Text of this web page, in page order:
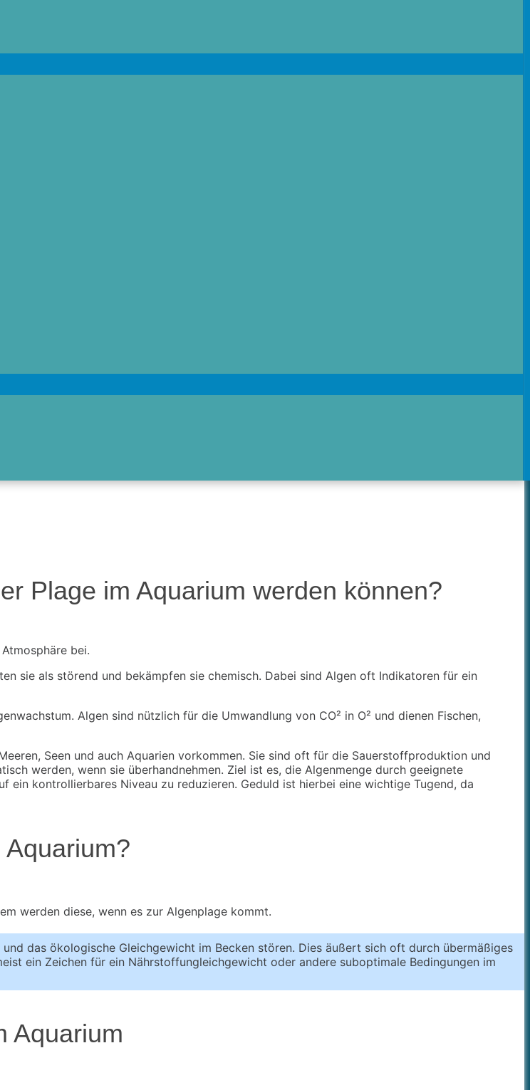
Plage im Aquarium werden können?
bei.
sie als störend und bekämpfen sie chemisch. Dabei sind Algen oft Indikatoren für ein
Algen sind nützlich für die Umwandlung von CO² in O² und dienen Fischen,
Seen und auch Aquarien vorkommen. Sie sind oft für die Sauerstoffproduktion und
werden, wenn sie überhandnehmen. Ziel ist es, die Algenmenge durch geeignete
ein kontrollierbares Niveau zu reduzieren. Geduld ist hierbei eine wichtige Tugend, da
werden diese, wenn es zur Algenplage kommt.
das ökologische Gleichgewicht im Becken stören. Dies äußert sich oft durch übermäßiges
ein Zeichen für ein Nährstoffungleichgewicht oder andere suboptimale Bedingungen im
Aquarium